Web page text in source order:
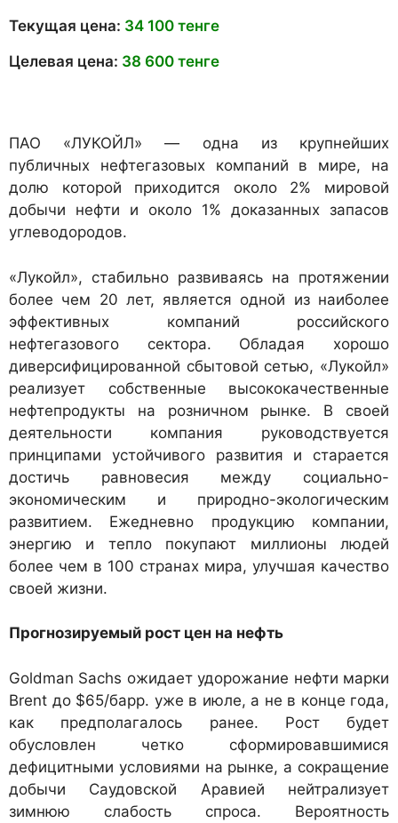
Текущая цена: 34 100 тенге
Целевая цена: 38 600 тенге
ПАО «ЛУКОЙЛ» — одна из крупнейших
публичных нефтегазовых компаний в мире, на
долю которой приходится около 2% мировой
добычи нефти и около 1% доказанных запасов
углеводородов.
«Лукойл», стабильно развиваясь на протяжении
более чем 20 лет, является одной из наиболее
эффективных компаний российского
нефтегазового сектора. Обладая хорошо
диверсифицированной сбытовой сетью, «Лукойл»
реализует собственные высококачественные
нефтепродукты на розничном рынке. В своей
деятельности компания руководствуется
принципами устойчивого развития и старается
достичь равновесия между социально-
экономическим и природно-экологическим
развитием. Ежедневно продукцию компании,
энергию и тепло покупают миллионы людей
более чем в 100 странах мира, улучшая качество
своей жизни.
Прогнозируемый рост цен на нефть
Goldman Sachs ожидает удорожание нефти марки
Brent до $65/барр. уже в июле, а не в конце года,
как предполагалось ранее. Рост будет
обусловлен четко сформировавшимися
дефицитными условиями на рынке, а сокращение
добычи Саудовской Аравией нейтрализует
зимнюю слабость спроса. Вероятность